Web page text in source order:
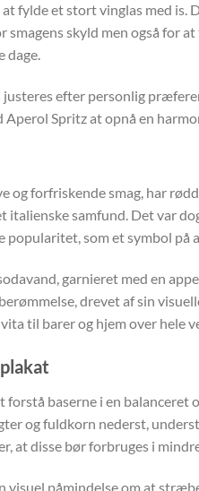
fylde et stort vinglas med
skyld men også for
dage.
efter personlig
Spritz at opnå en
og forfriskende smag, har
samfund. Det var
som et symbol på
garnieret med en
drevet af sin
til barer og hjem over hele
baserne i en
og fuldkorn nederst,
at disse bør forbruges i
visuel påmindelse om at